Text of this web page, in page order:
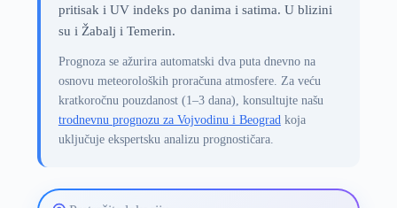
pritisak i UV indeks po danima i satima. U blizini
su i Žabalj i Temerin.
Prognoza se ažurira automatski dva puta dnevno na
osnovu meteoroloških proračuna atmosfere. Za veću
kratkoročnu pouzdanost (1–3 dana), konsultujte našu
trodnevnu prognozu za Vojvodinu i Beogradkoja
uključuje ekspertsku analizu prognostičara.